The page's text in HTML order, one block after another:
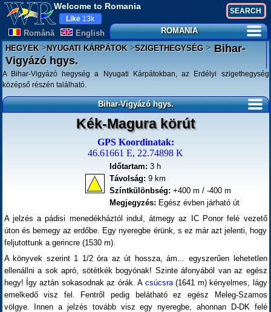
Welcome to Romania
Românã English
Like 13k
ROMANIA
HEGYEK>NYUGATI KÁRPÁTOK>SZIGETHEGYSÉG>Bihar-
Vigyázó hgys.
A Bihar-Vigyázó hegység a Nyugati Kárpátokban, az Erdélyi szigethegység
középső részén található.
Bihar-Vigyázó hgys.
Kék-Magura körút
GPS Koordinatak:
46.61661 E, 22.74898 K
Időtartam: 3 h
Távolság: 9 km
Színtkülönbség: +400 m / -400 m
Megjegyzés: Egész évben járható út
A jelzés a pádisi menedékháztól indul, átmegy az IC Ponor felé vezető
úton és bemegy az erdőbe. Egy nyeregbe érünk, s ez már azt jelenti, hogy
feljutottunk a gerincre (1530 m).
A könyvek szerint 1 1/2 óra az út hossza, ám... egyszerűen lehetetlen
ellenállni a sok apró, sötétkék bogyónak! Szinte áfonyából van az egész
hegy! Így aztán sokasodnak az órák. A csúcsra(1641 m) kényelmes, lágy
emelkedő visz fel. Fentről pedig belátható ez egész Meleg-Szamos
völgye. Innen a jelzés tovább visz egy nyeregbe, ahonnan D-DK felé